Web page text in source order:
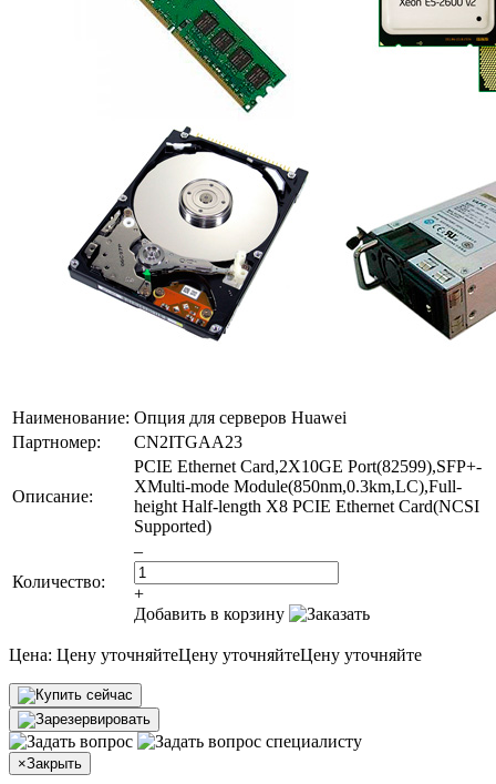
Наименование: Опция для серверов Huawei
Партномер:
CN2ITGAA23
Описание:
PCIE Ethernet Card,2X10GE Port(82599),SFP+-
XMulti-mode Module(850nm,0.3km,LC),Full-
height Half-length X8 PCIE Ethernet Card(NCSI
Supported)
Количество:
–
+
Добавить в корзину
Цена: Цену уточняйтеЦену уточняйтеЦену уточняйте
×Закрыть